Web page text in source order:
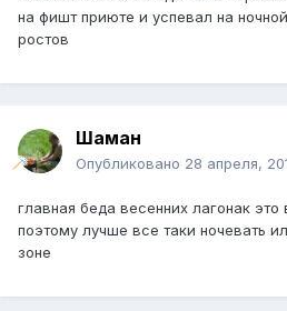
на фишт приюте и успевал на
ростов
Шаман
Опубликовано 28 апреля,
главная беда весенних лагонак это
поэтому лучше все таки ночевать
зоне